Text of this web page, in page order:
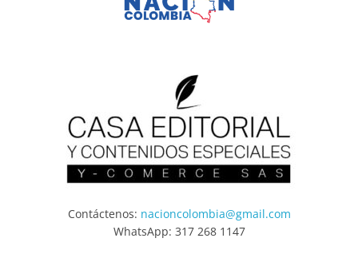
Contáctenos: nacioncolombia@gmail.com
WhatsApp: 317 268 1147